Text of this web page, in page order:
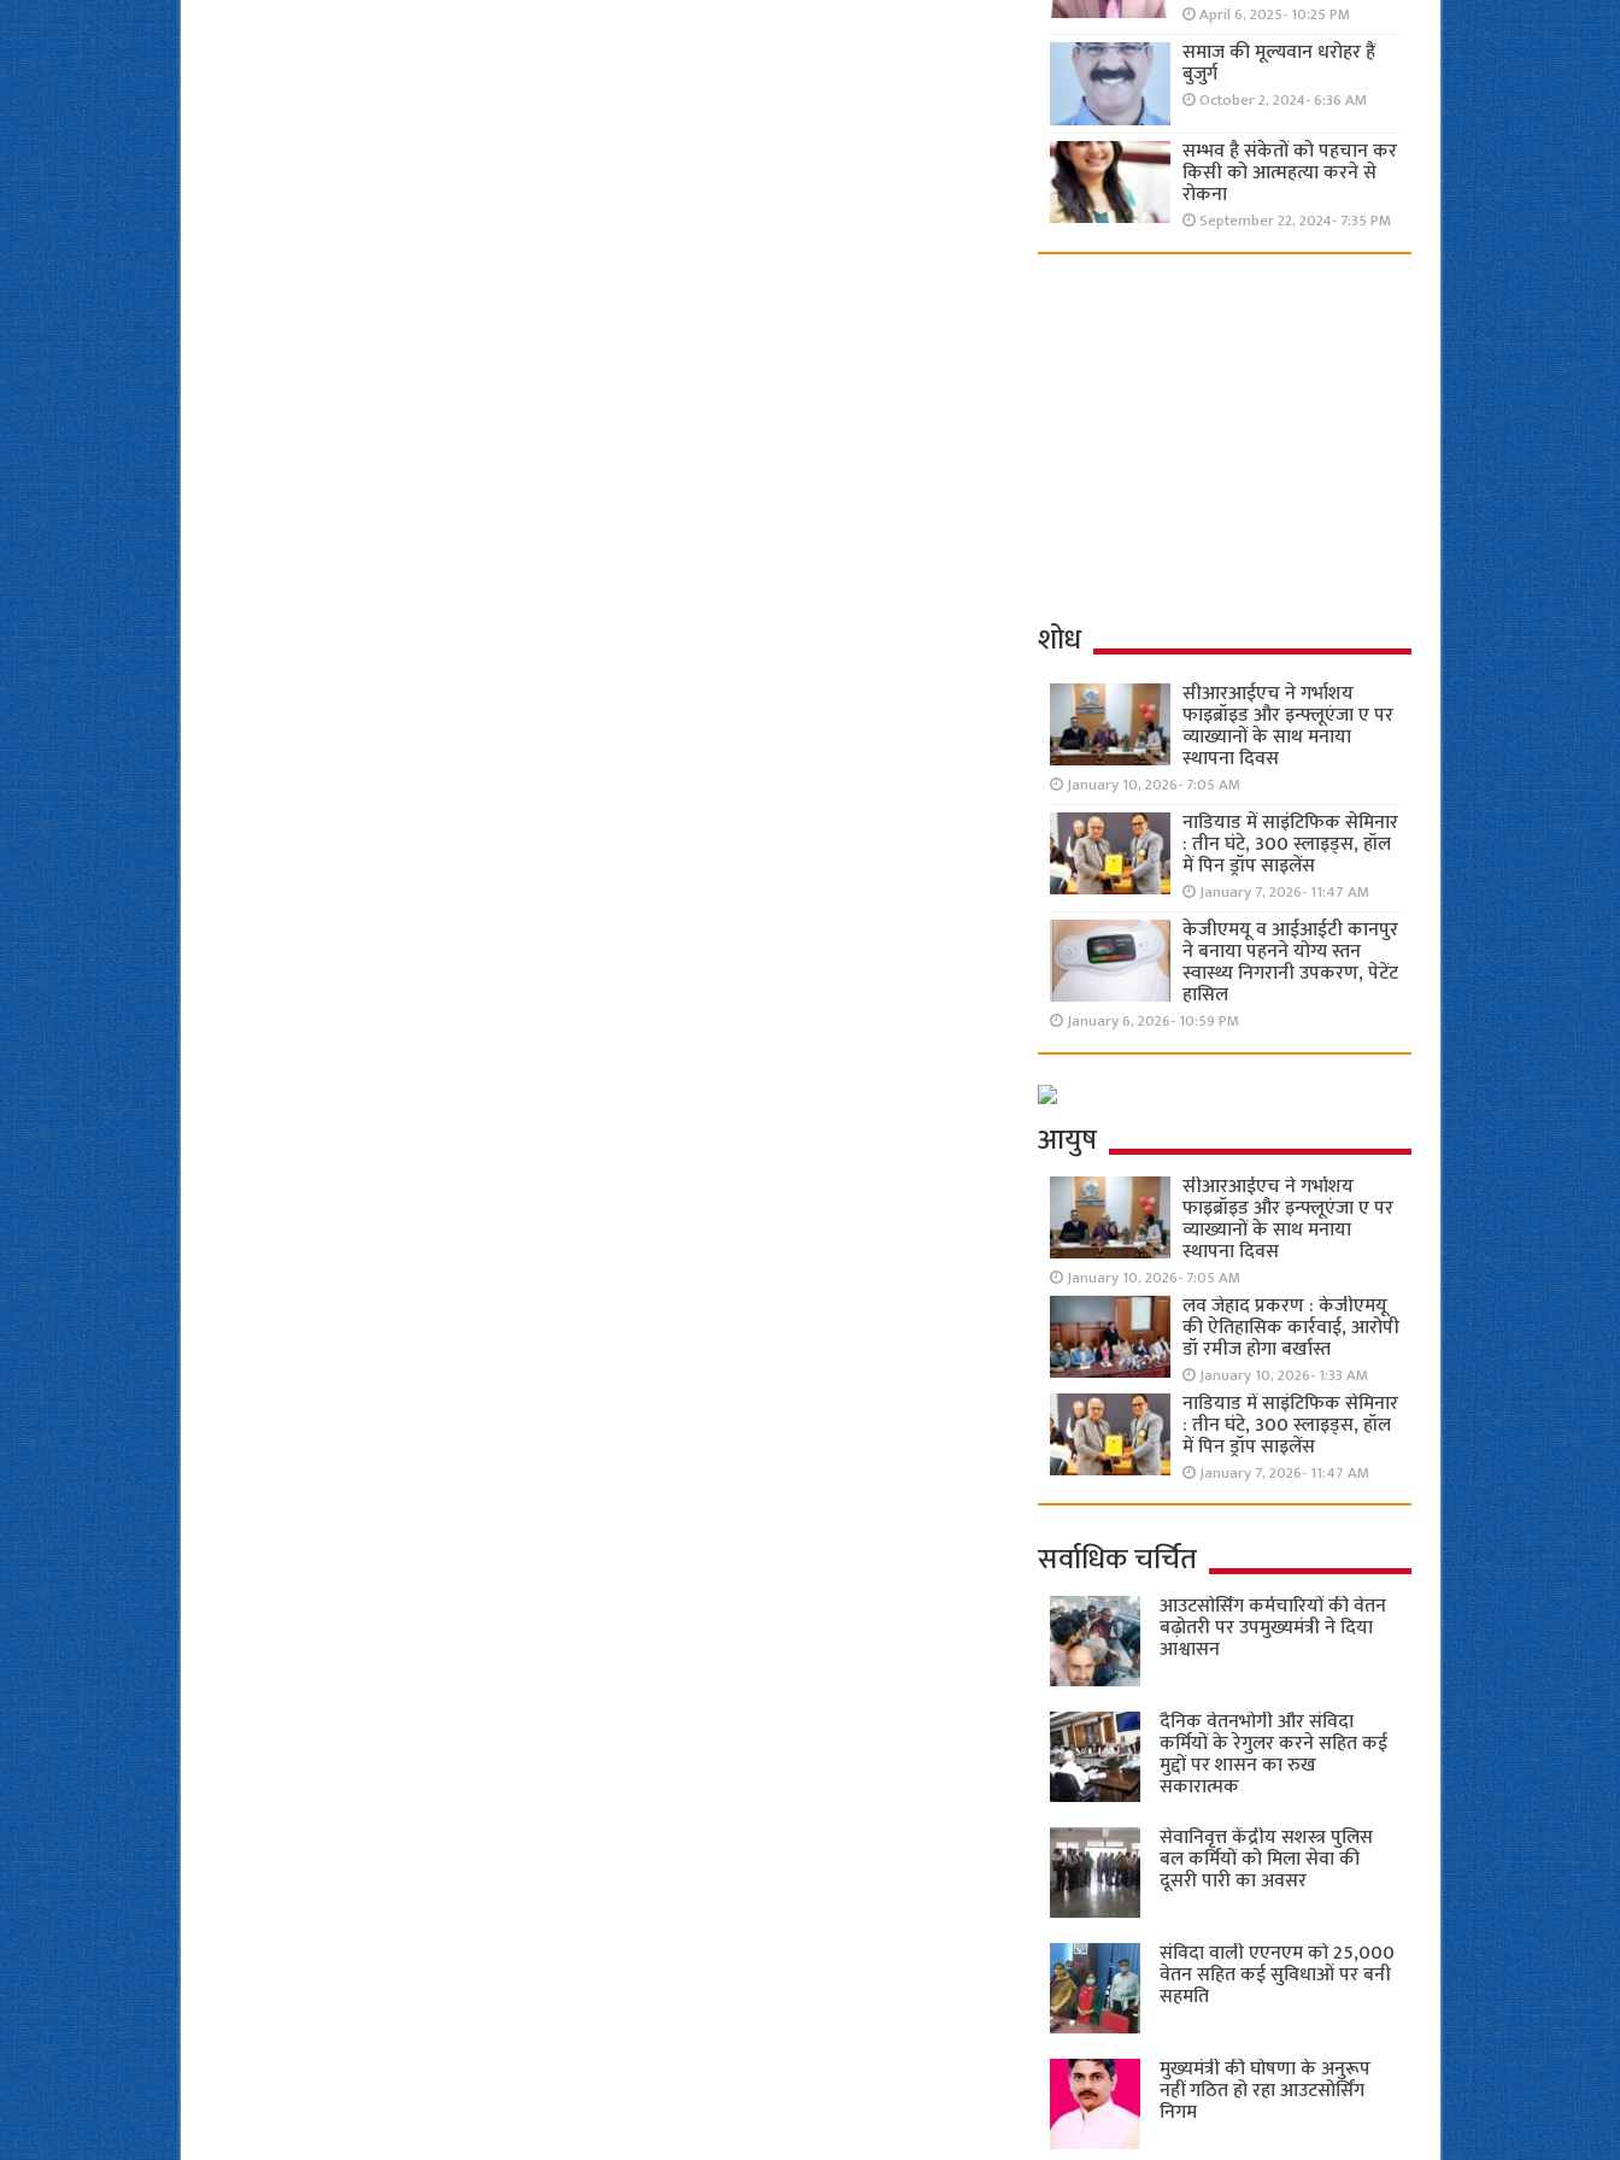
April 6, 2025- 10:25 PM
समाज की मूल्यवान धरोहर हैं
बुजुर्ग
October 2, 2024- 6:36 AM
सम्भव है संकेतों को पहचान कर
किसी को आत्महत्या करने से
रोकना
September 22, 2024- 7:35 PM
शोध
सीआरआईएच ने गर्भाशय
फाइब्रॉइड और इन्फ्लूएंजा ए पर
व्याख्यानों के साथ मनाया
स्थापना दिवस
January 10, 2026- 7:05 AM
नाडियाड में साइंटिफिक सेमिनार
: तीन घंटे, 300 स्लाइड्स, हॉल
में पिन ड्रॉप साइलेंस
January 7, 2026- 11:47 AM
केजीएमयू व आईआईटी कानपुर
ने बनाया पहनने योग्य स्तन
स्वास्थ्य निगरानी उपकरण, पेटेंट
हासिल
January 6, 2026- 10:59 PM
आयुष
सीआरआईएच ने गर्भाशय
फाइब्रॉइड और इन्फ्लूएंजा ए पर
व्याख्यानों के साथ मनाया
स्थापना दिवस
January 10, 2026- 7:05 AM
लव जेहाद प्रकरण : केजीएमयू
की ऐतिहासिक कार्रवाई, आरोपी
डॉ रमीज होगा बर्खास्त
January 10, 2026- 1:33 AM
नाडियाड में साइंटिफिक सेमिनार
: तीन घंटे, 300 स्लाइड्स, हॉल
में पिन ड्रॉप साइलेंस
January 7, 2026- 11:47 AM
सर्वाधिक चर्चित
आउटसोर्सिंग कर्मचारियों की वेतन
बढ़ोतरी पर उपमुख्यमंत्री ने दिया
आश्वासन
दैनिक वेतनभोगी और संविदा
कर्मियों के रेगुलर करने सहित कई
मुद्दों पर शासन का रुख
सकारात्मक
सेवानिवृत्त केंद्रीय सशस्त्र पुलिस
बल ​कर्मियों को मिला सेवा की
दूसरी पारी का अवसर
संविदा वाली एएनएम को 25,000
वेतन सहित कई सुविधाओं पर बनी
सहमति
मुख्यमंत्री की घोषणा के अनुरूप
नहीं गठित हो रहा आउटसोर्सिंग
निगम